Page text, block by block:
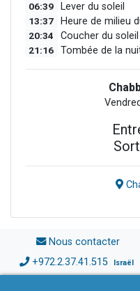
06:39 Lever du soleil
13:37 Heure de milieu
20:34 Coucher du soleil
21:16 Tombée de la
Nous contacter
+972.2.37.41.515 Israël